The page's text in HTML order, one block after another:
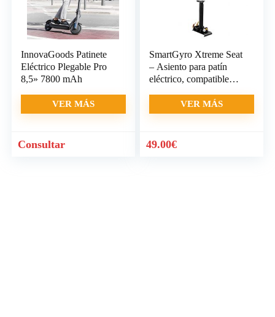
InnovaGoods Patinete
Eléctrico Plegable Pro
8,5» 7800 mAh
VER MÁS
Consultar
SmartGyro Xtreme Seat
– Asiento para patín
eléctrico, compatible
SmartGyroVER MÁS
49.00€